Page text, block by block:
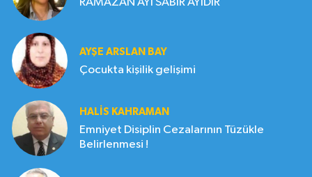
RAMAZAN AYI SABIR AYIDIR
AYŞE ARSLAN BAY
Çocukta kişilik gelişimi
HALIS KAHRAMAN
Emniyet Disiplin Cezalarının Tüzükle
Belirlenmesi !